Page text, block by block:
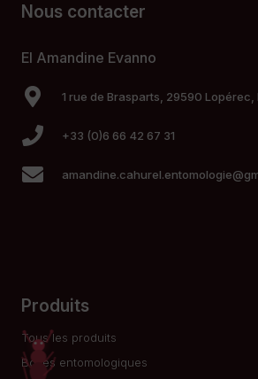
Nous contacter
El Amandine Evanno
1 rue de Brasparts, 29590 Lopérec,
+33 (0)6 66 42 67 31
Produits
Tous les produits
Boîtes entomologiques